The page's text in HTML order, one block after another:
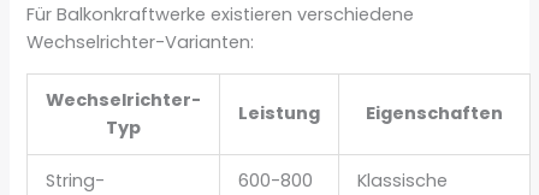
Für Balkonkraftwerke existieren verschiedene
Wechselrichter-Varianten:
Wechselrichter-
Typ
Leistung Eigenschaften
String-
600-800
Klassische